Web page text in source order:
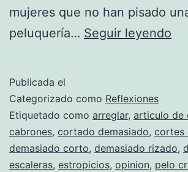
mujeres que no han pisado
peluquería… Seguir leyendo
de
p…
Publicada el
Categorizado como Reflexiones
Etiquetado como arreglar, articulo de
cabrones, cortado demasiado, cortes
demasiado corto, demasiado rizado,
escaleras, estropicios, opinion, pelo